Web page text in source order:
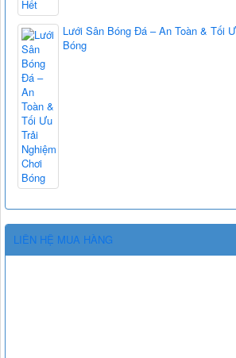
Lưới Sân Bóng Đá – An Toàn & Tối
Bóng
LIÊN HỆ MUA HÀNG